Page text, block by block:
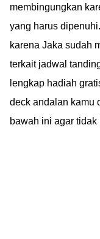
membingungkan
yang harus
karena Jaka sudah
terkait jadwal
lengkap hadiah
deck andalan kamu
bawah ini agar